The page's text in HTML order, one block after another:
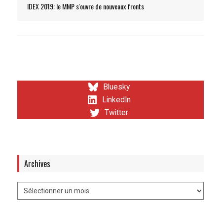
IDEX 2019: le MMP s'ouvre de nouveaux fronts
Bluesky
LinkedIn
Twitter
Archives